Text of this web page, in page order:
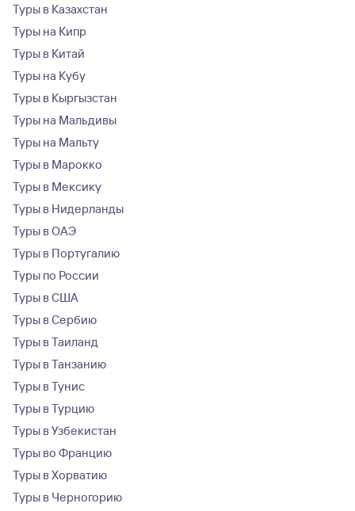
Туры в Казахстан
Туры на Кипр
Туры в Китай
Туры на Кубу
Туры в Кыргызстан
Туры на Мальдивы
Туры на Мальту
Туры в Марокко
Туры в Мексику
Туры в Нидерланды
Туры в ОАЭ
Туры в Португалию
Туры по России
Туры в США
Туры в Сербию
Туры в Таиланд
Туры в Танзанию
Туры в Тунис
Туры в Турцию
Туры в Узбекистан
Туры во Францию
Туры в Хорватию
Туры в Черногорию